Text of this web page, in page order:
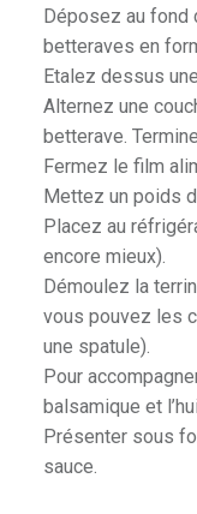
Déposez au fond
betteraves en
Etalez dessus
Alternez une
betterave.
Fermez le film
Mettez un poids
Placez au
encore mieux).
Démoulez la
vous pouvez les
une spatule).
Pour
balsamique et
Présenter sous
sauce.